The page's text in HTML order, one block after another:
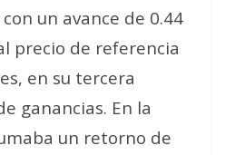
un avance de 0.44
precio de referencia
en su tercera
ganancias. En la
un retorno de